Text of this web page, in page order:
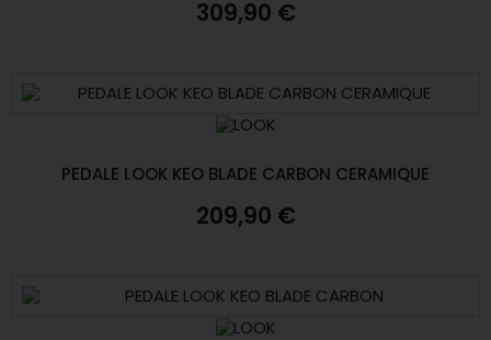
309,90 €
PEDALE LOOK KEO BLADE CARBON CERAMIQUE
209,90 €